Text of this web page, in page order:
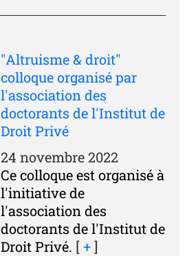
"Altruisme & droit"
colloque organisé par
l'association des
doctorants de l'Institut de
Droit Privé
24 novembre 2022
Ce colloque est organisé à
l'initiative de
l'association des
doctorants de l'Institut de
Droit Privé. [+]